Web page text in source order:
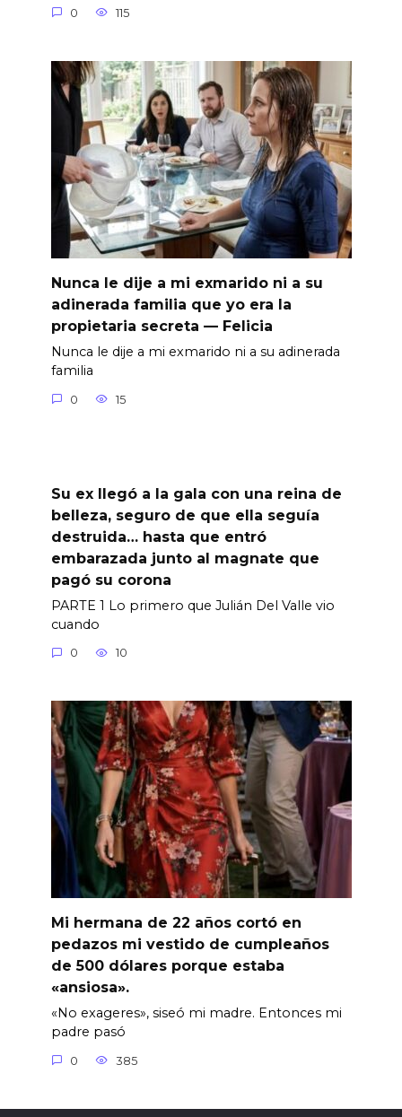
0 115
Nunca le dije a mi exmarido ni a su
adinerada familia que yo era la
propietaria secreta — Felicia
Nunca le dije a mi exmarido ni a su adinerada
familia
0 15
Su ex llegó a la gala con una reina de
belleza, seguro de que ella seguía
destruida… hasta que entró
embarazada junto al magnate que
pagó su corona
PARTE 1 Lo primero que Julián Del Valle vio
cuando
0 10
Mi hermana de 22 años cortó en
pedazos mi vestido de cumpleaños
de 500 dólares porque estaba
«ansiosa».
«No exageres», siseó mi madre. Entonces mi
padre pasó
0 385